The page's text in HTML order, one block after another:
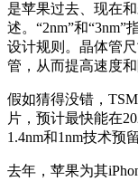
是苹果过去、现在
述。“2nm”和
设计规则。晶体管
管，从而提高速度和
假如猜得没错，
片，预计最快能在
1.4nm和1nm技术预
去年，苹果为其